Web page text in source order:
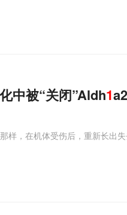
中被“关闭”Aldh1
样，在机体受伤后，重新长出